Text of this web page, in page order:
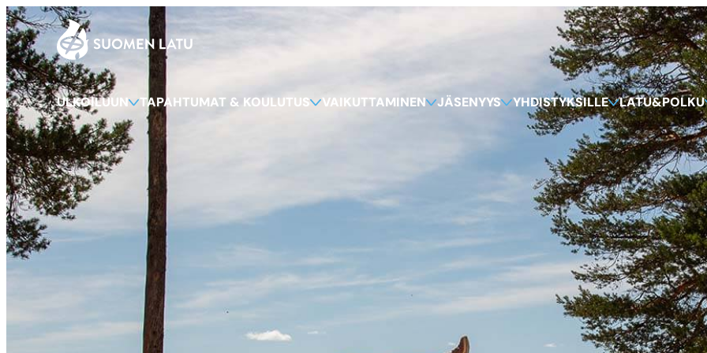
Siirry
suoraan
sisältöön
Suomen Latu
ULKOILUUN TAPAHTUMAT & KOULUTUS VAIKUTTAMINEN JÄSENYYS YHDISTYKSILLE LATU&POLKU